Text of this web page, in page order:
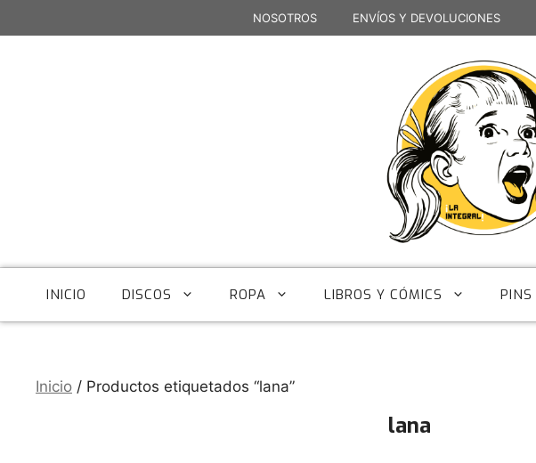
al
NOSOTROS ENVÍOS Y DEVOLUCIONES
INICIO DISCOS ROPA LIBROS Y CÓMICS PINS
Inicio / Productos etiquetados “lana”
lana